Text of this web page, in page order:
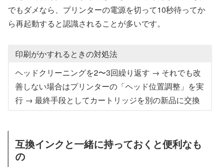
でもダメなら、プリンターの電源を切って10秒待ってか
ら再起動すると認識されることが多いです。
印刷がかすれるときの対処法
ヘッドクリーニングを2〜3回繰り返す → それでも改
善しない場合はプリンターの「ヘッド位置調整」を実
行 → 最終手段としてカートリッジを別の新品に交換
互換インクと一緒に持っておくと便利なも
の